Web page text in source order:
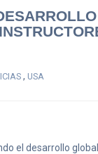
, USA
el desarrollo